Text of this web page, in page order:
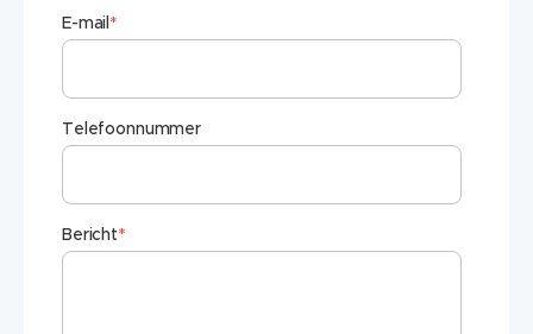
E-mail *
Telefoonnummer
Bericht*